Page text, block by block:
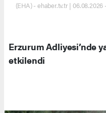
(EHA) - ehaber.tv.tr | 06.08.2026
Erzurum Adliyesi’nde
etkilendi